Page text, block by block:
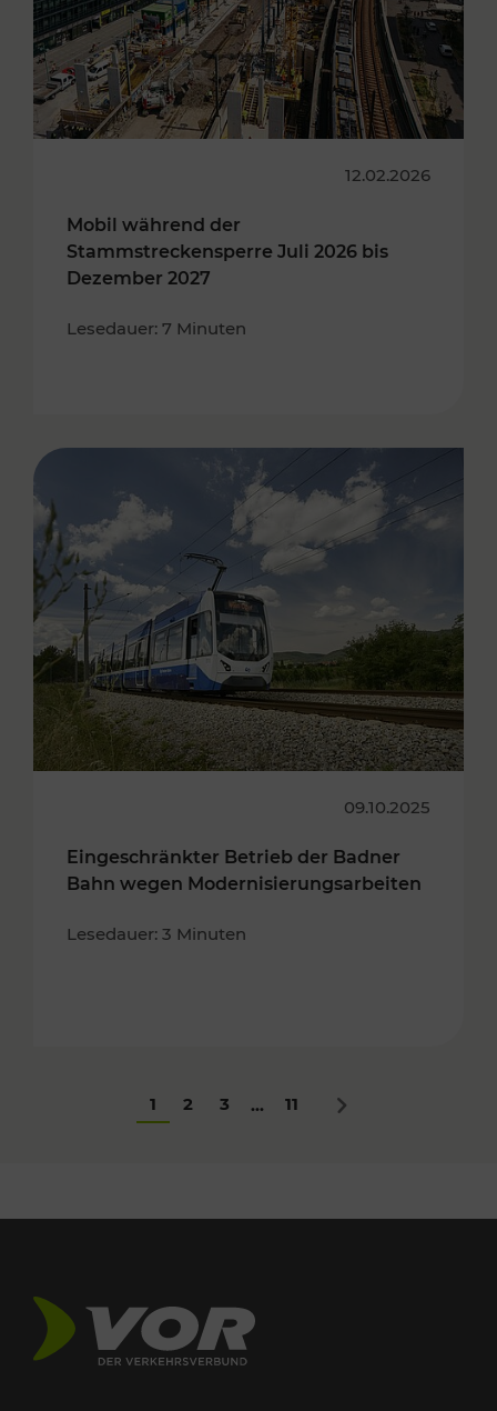
12.02.2026
Mobil während der
Stammstreckensperre Juli 2026 bis
Dezember 2027
Lesedauer: 7 Minuten
09.10.2025
Eingeschränkter Betrieb der Badner
Bahn wegen Modernisierungsarbeiten
Lesedauer: 3 Minuten
1 2 3 ... 11 Nächstes